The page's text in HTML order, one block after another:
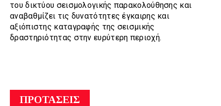
του δικτύου σεισμολογικής παρακολούθησης και
αναβαθμίζει τις δυνατότητες έγκαιρης και
αξιόπιστης καταγραφής της σεισμικής
δραστηριότητας στην ευρύτερη περιοχή.
ΠΡΟΤΑΣΕΙΣ